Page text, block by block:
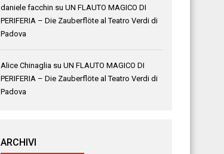
daniele facchin suUN FLAUTO MAGICO DI
PERIFERIA – Die Zauberflöte al Teatro Verdi di
Padova
Alice Chinaglia suUN FLAUTO MAGICO DI
PERIFERIA – Die Zauberflöte al Teatro Verdi di
Padova
ARCHIVI